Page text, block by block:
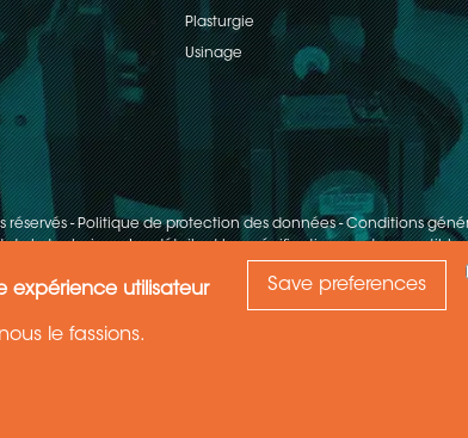
expérience utilisateur
le fassions.
Save preferences
Plasturgie
Usinage
réservés-Politique de protection des données -Conditions
de la technique. Les détails et les spécifications sont